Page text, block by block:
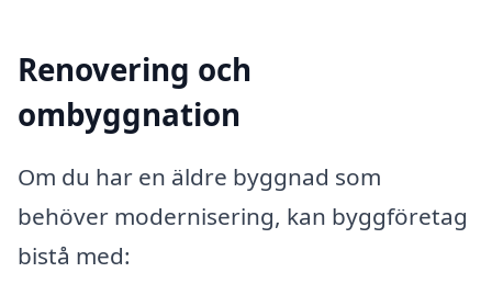
Renovering och
ombyggnation
Om du har en äldre byggnad som
behöver modernisering, kan byggföretag
bistå med: